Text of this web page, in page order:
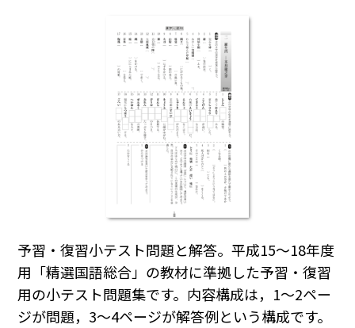
予習・復習小テスト問題と解答。平成15～18年度
用「精選国語総合」の教材に準拠した予習・復習
用の小テスト問題集です。内容構成は，1～2ペー
ジが問題，3～4ページが解答例という構成です。